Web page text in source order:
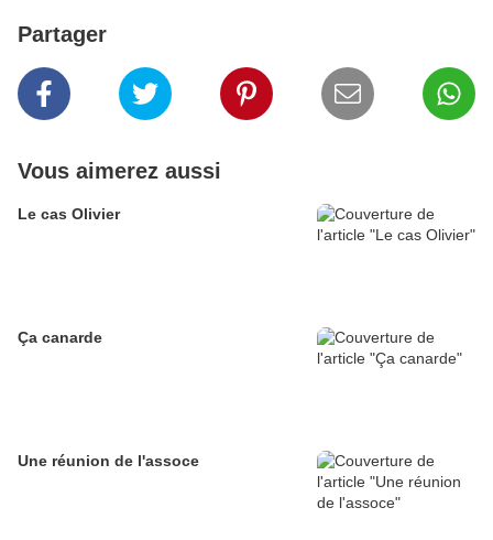
Partager
Vous aimerez aussi
Le cas Olivier
Ça canarde
Une réunion de l'assoce